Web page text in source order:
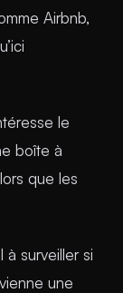
Airbnb,
le
boîte à
que les
surveiller si
une